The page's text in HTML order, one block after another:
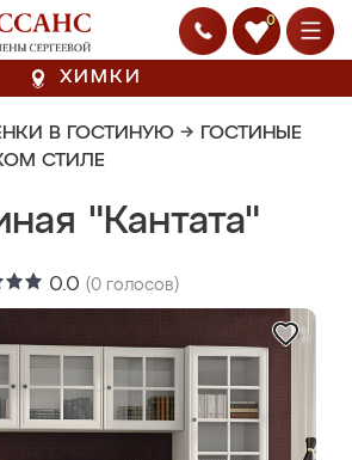
0
ХИМКИ
В ГОСТИНУЮ → ГОСТИНЫЕ
СТИЛЕ
"Кантата"
0.0 (0 голосов)